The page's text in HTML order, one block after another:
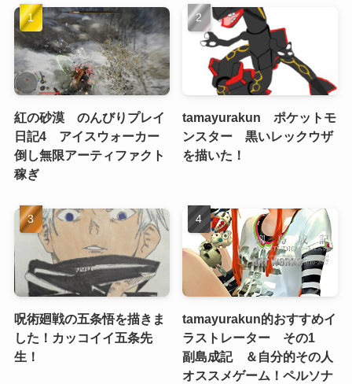
紅の砂漠 のんびりプレイ
日記4 アイスウォーカー
倒し無限アーティファクト
稼ぎ
tamayurakun ポケットモ
ンスター 黒いレックウザ
を描いた！
呪術廻戦の五条悟を描きま
した！カッコイイ五条先
生！
tamayurakun的おすすめイ
ラストレーター その1
副島成記 ＆自分的その人
オススメゲーム！ペルソナ